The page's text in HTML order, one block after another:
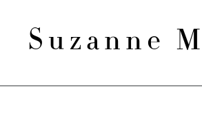
Suzanne